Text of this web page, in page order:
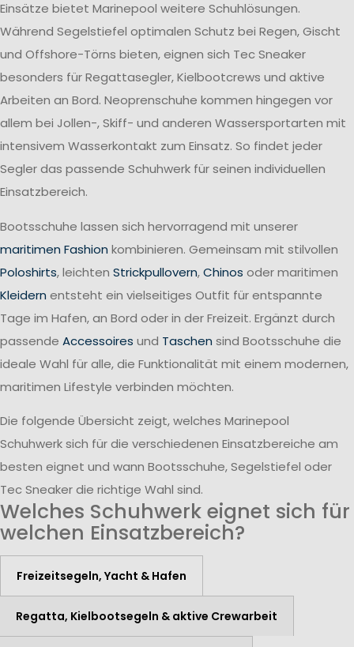
Einsätze bietet Marinepool weitere Schuhlösungen.
Während Segelstiefel optimalen Schutz bei Regen, Gischt
und Offshore-Törns bieten, eignen sich Tec Sneaker
besonders für Regattasegler, Kielbootcrews und aktive
Arbeiten an Bord. Neoprenschuhe kommen hingegen vor
allem bei Jollen-, Skiff- und anderen Wassersportarten mit
intensivem Wasserkontakt zum Einsatz. So findet jeder
Segler das passende Schuhwerk für seinen individuellen
Einsatzbereich.
Bootsschuhe lassen sich hervorragend mit unserer
maritimen Fashion kombinieren. Gemeinsam mit stilvollen
Poloshirts, leichten Strickpullovern,Chinos oder maritimen
Kleidern entsteht ein vielseitiges Outfit für entspannte
Tage im Hafen, an Bord oder in der Freizeit. Ergänzt durch
passende Accessoires und Taschen sind Bootsschuhe die
ideale Wahl für alle, die Funktionalität mit einem modernen,
maritimen Lifestyle verbinden möchten.
Die folgende Übersicht zeigt, welches Marinepool
Schuhwerk sich für die verschiedenen Einsatzbereiche am
besten eignet und wann Bootsschuhe, Segelstiefel oder
Tec Sneaker die richtige Wahl sind.
Welches Schuhwerk eignet sich für
welchen Einsatzbereich?
Freizeitsegeln, Yacht & Hafen
Regatta, Kielbootsegeln & aktive Crewarbeit